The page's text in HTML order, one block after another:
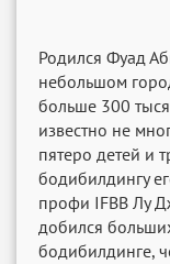
Родился Фуад
небольшом
больше 300
известно не
пятеро детей и
бодибилдингу
профи IFBB Лу
добился
бодибилдинге,